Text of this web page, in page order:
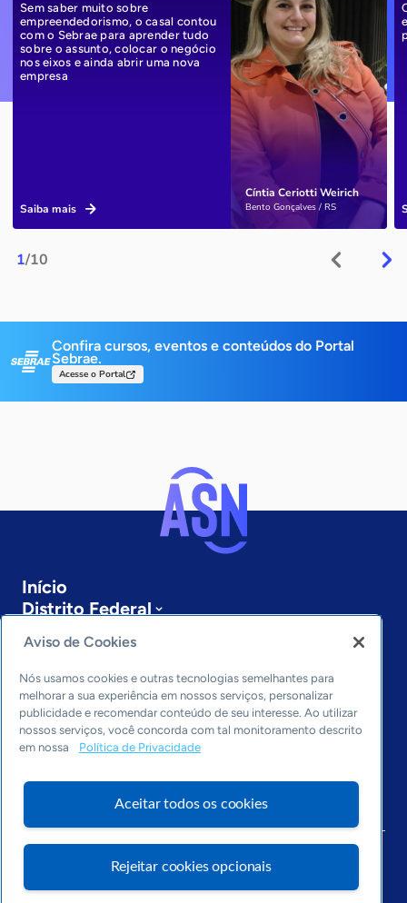
1/10
Cíntia Ceriotti Weirich
Bento Gonçalves / RS
Sem saber muito sobre
empreendedorismo, o casal contou
com o Sebrae para aprender tudo
sobre o assunto, colocar o negócio
nos eixos e ainda abrir uma nova
empresa
Saiba mais
Confira cursos, eventos e conteúdos do Portal
Sebrae.
Acesse o Portal
Início
Distrito Federal
Sobre a ASN
Últimas notícias
Entre em contato
Editorias
Economia & Política
Inovação & Tecnologia
Cultura empreendedora
Arquivo
Aviso de Cookies
Nós usamos cookies e outras tecnologias semelhantes para
melhorar a sua experiência em nossos serviços, personalizar
publicidade e recomendar conteúdo de seu interesse. Ao utilizar
nossos serviços, você concorda com tal monitoramento descrito
em nossa
Política de Privacidade
Aceitar todos os cookies
Rejeitar cookies opcionais